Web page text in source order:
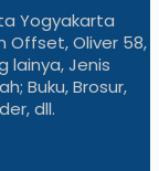
Yogyakarta
Offset, Oliver 58,
lainya, Jenis
Buku, Brosur,
dll.